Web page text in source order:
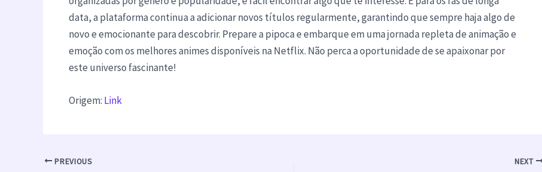
data, a plataforma continua a adicionar novos títulos regularmente, garantindo que sempre haja algo de
novo e emocionante para descobrir. Prepare a pipoca e embarque em uma jornada repleta de animação e
emoção com os melhores animes disponíveis na Netflix. Não perca a oportunidade de se apaixonar por
este universo fascinante!
Origem: Link
PREVIOUS NEXT